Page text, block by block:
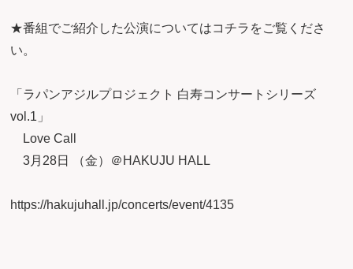
★番組でご紹介した公演についてはコチラをご覧くださ
い
「ラパンアジルプロジェクト 白寿コンサートシリーズ
vol.1」
Love Call
3月28日 （金）＠HAKUJU HALL
https://hakujuhall.jp/concerts/event/4135